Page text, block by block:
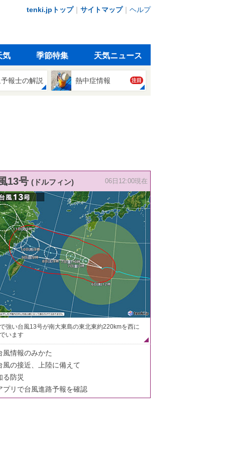
tenki.jpトップ｜ サイトマップ｜ ヘルプ
気 季節特集 天気ニュース
報士の解説 熱中症情報 注目
13号 (ドルフィン) 06日12:00現在
強い台風13号が南大東島の東北東約220kmを西に
います
風情報のみかた
風の接近、上陸に備えて
る防災
プリで台風進路予報を確認